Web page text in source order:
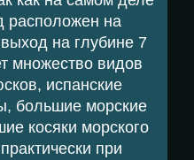
расположен на
на глубине 7
множество видов
испанские
большие морские
косяки морского
при